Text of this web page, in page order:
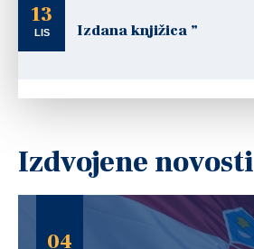
13
LIS Izdana knjižica ”
Izdvojene novosti
04